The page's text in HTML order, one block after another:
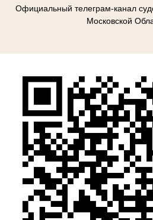
Официальный телеграм-канал
Московской